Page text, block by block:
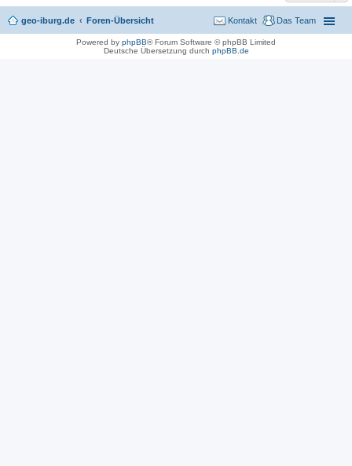
geo-iburg.de Foren-Übersicht Das Team
Kontakt
Powered by phpBB® Forum Software © phpBB Limited
Deutsche Übersetzung durch phpBB.de